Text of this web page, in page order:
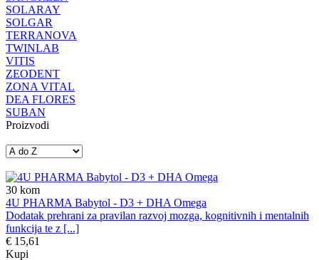
SOLARAY
SOLGAR
TERRANOVA
TWINLAB
VITIS
ZEODENT
ZONA VITAL
DEA FLORES
SUBAN
Proizvodi
30 kom
4U PHARMA Babytol - D3 + DHA Omega
Dodatak prehrani za pravilan razvoj mozga, kognitivnih i mentalnih
funkcija te z [...]
€ 15,61
Kupi